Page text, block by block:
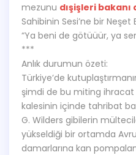
mezunu dışişleri bakanı
Sahibinin Sesi’ne bir Neşet
“Ya beni de götüüür, ya
***
Anlık durumun özeti:
Türkiye’de
şimdi de bu miting
kalesinin içinde tahribat
G. Wilders gibilerin
yükseldiği bir ortamda
damarlarına kan